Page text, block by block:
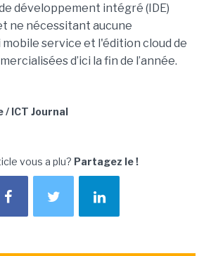
développement intégré (IDE)
ne nécessitant aucune
service et l'édition cloud de
d’ici la fin de l’année.
/ ICT Journal
vous a plu? Partagez le !